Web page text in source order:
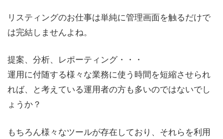
お問い合わせ
リスティングのお仕事は単純に管理画面を触るだけで
は完結しませんよね。
提案、分析、レポーティング・・・
運用に付随する様々な業務に使う時間を短縮させられ
れば、と考えている運用者の方も多いのではないでし
ょうか？
もちろん様々なツールが存在しており、それらを利用